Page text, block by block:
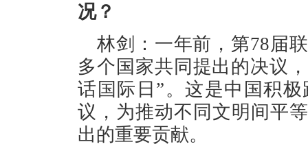
况？
林剑：一年前，第78届
多个国家共同提出的决议
话国际日”。这是中国积
议，为推动不同文明间平
出的重要贡献。